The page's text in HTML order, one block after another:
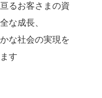
るお客さまの資
な成長、
な社会の実現を
す